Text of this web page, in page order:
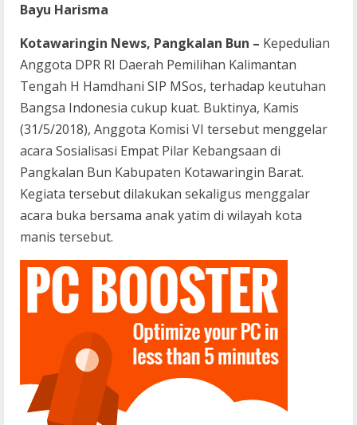
Bayu Harisma
Kotawaringin News, Pangkalan Bun – Kepedulian
Anggota DPR RI Daerah Pemilihan Kalimantan
Tengah H Hamdhani SIP MSos, terhadap keutuhan
Bangsa Indonesia cukup kuat. Buktinya, Kamis
(31/5/2018), Anggota Komisi VI tersebut menggelar
acara Sosialisasi Empat Pilar Kebangsaan di
Pangkalan Bun Kabupaten Kotawaringin Barat.
Kegiata tersebut dilakukan sekaligus menggalar
acara buka bersama anak yatim di wilayah kota
manis tersebut.